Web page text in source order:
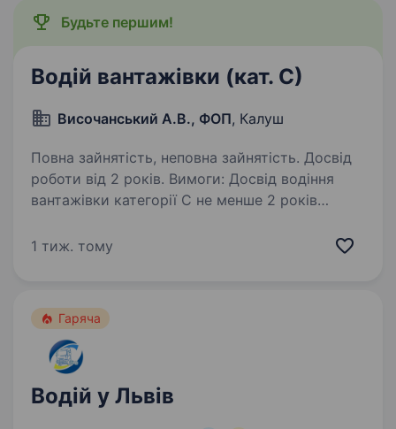
Будьте першим!
Водій вантажівки (кат. С)
Височанський А.В., ФОП, Калуш
Повна зайнятість, неповна зайнятість. Досвід
роботи від 2 років. Вимоги: Досвід водіння
вантажівки категорії C не менше 2 років
Готовність до відряджень Проживання в
1 тиж. тому
Гаряча
Водій у Львів